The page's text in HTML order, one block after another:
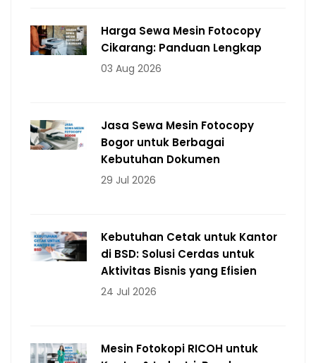
Harga Sewa Mesin Fotocopy
Cikarang: Panduan Lengkap
03 Aug 2026
Jasa Sewa Mesin Fotocopy
Bogor untuk Berbagai
Kebutuhan Dokumen
29 Jul 2026
Kebutuhan Cetak untuk Kantor
di BSD: Solusi Cerdas untuk
Aktivitas Bisnis yang Efisien
24 Jul 2026
Mesin Fotokopi RICOH untuk